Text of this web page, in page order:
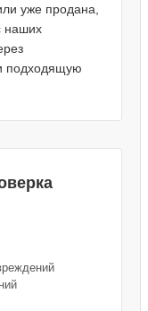
уже продана,
наших
подходящую